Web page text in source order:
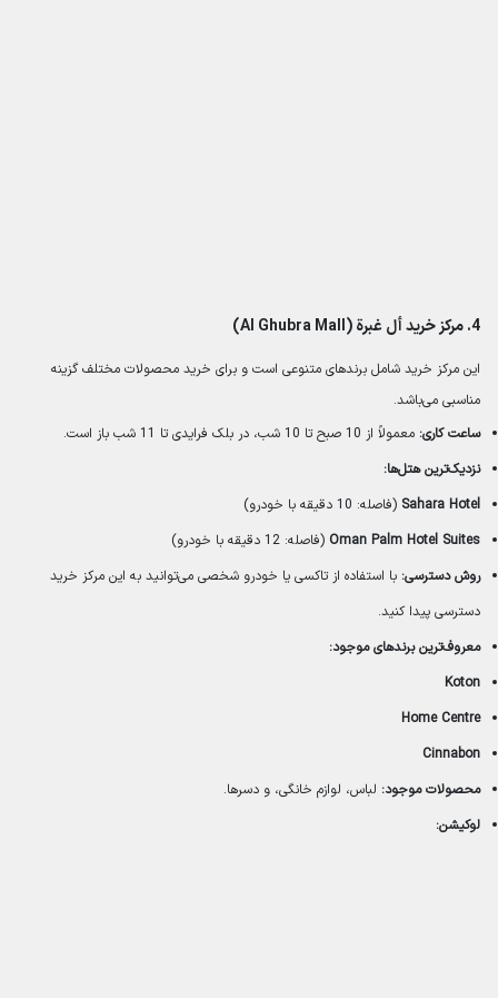
4. مرکز خرید أل غبرة (Al Ghubra Mall)
این مرکز خرید شامل برندهای متنوعی است و برای خرید محصولات مختلف گزینه
مناسبی می‌باشد.
ساعت کاری: معمولاً از 10 صبح تا 10 شب، در بلک فرایدی تا 11 شب باز است.
نزدیک‌ترین هتل‌ها:
Sahara Hotel (فاصله: 10 دقیقه با خودرو)
Oman Palm Hotel Suites (فاصله: 12 دقیقه با خودرو)
روش دسترسی: با استفاده از تاکسی یا خودرو شخصی می‌توانید به این مرکز خرید
دسترسی پیدا کنید.
معروف‌ترین برندهای موجود:
Koton
Home Centre
Cinnabon
محصولات موجود: لباس، لوازم خانگی، و دسرها.
لوکیشن: